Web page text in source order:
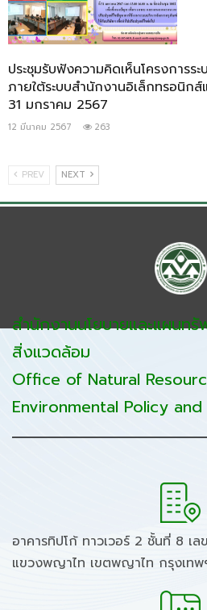
ประชุมรับฟังความคิดเห็นโครงการ
ภายใต้ระบบสำนักงานอิเล็กทรอนิก
31 มกราคม 2567
12 มีนาคม 2567 263
PREV NEXT
สำนักงานนโยบายและแผนทรั
สิ่งแวดล้อม
Office of Natural
Environmental Policy and
อาคารทิปโก้ ทาวเวอร์ 2 ชั้นที่ 8 เล
แขวงพญาไท เขตพญาไท กรุงเท